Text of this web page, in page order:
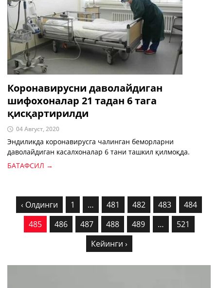
Коронавирусни даволайдиган
шифохоналар 21 тадан 6 тага
қисқартирилди
04 Август, 2020
Эндиликда коронавирусга чалинган беморларни
даволайдиган касалхоналар 6 тани ташкил қилмоқда.
БАТАФСИЛ →
‹ Олдинги 1 … 481 482 483
484
485
486 487 488 489 …
521
Кейинги ›